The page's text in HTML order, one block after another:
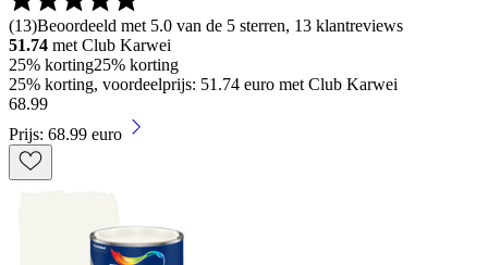
(13)Beoordeeld met 5.0 van de 5 sterren, 13 klantreviews
51.74 met Club Karwei
25% korting25% korting
25% korting, voordeelprijs: 51.74 euro met Club Karwei
68.99
Prijs: 68.99 euro